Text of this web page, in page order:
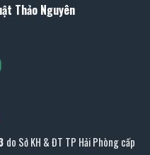
Thảo Nguyên
do Sở KH & ĐT TP Hải Phòng cấp